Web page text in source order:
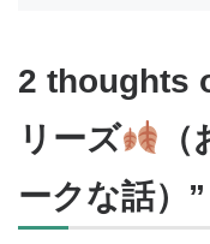
2 thoughts
リーズ
ークな話）”